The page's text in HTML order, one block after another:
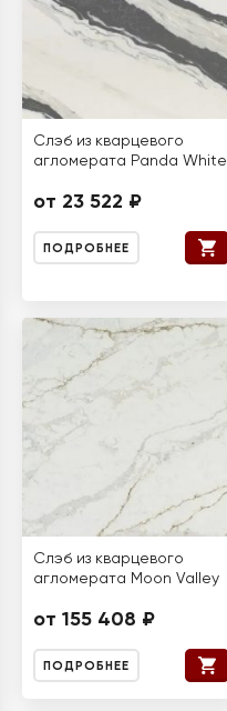
Слэб из кварцевого
агломерата Panda White
от 23 522 ₽
ПОДРОБНЕЕ
Слэб из кварцевого
агломерата Moon Valley
от 155 408 ₽
ПОДРОБНЕЕ